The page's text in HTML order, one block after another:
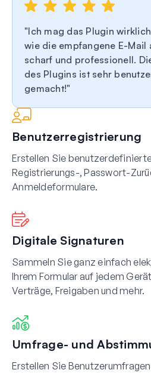
Ich mag das Plugin
wie die empfangene E-Mail
scharf und professionell.
des Plugins ist sehr
gemacht!
Benutzerregistrierung
Erstellen Sie
Registrierungs-, Passwort-
Anmeldeformulare.
Digitale Signaturen
Sammeln Sie ganz einfach
Ihrem Formular auf jedem
Verträge, Freigaben und mehr.
Umfrage- und
Erstellen Sie